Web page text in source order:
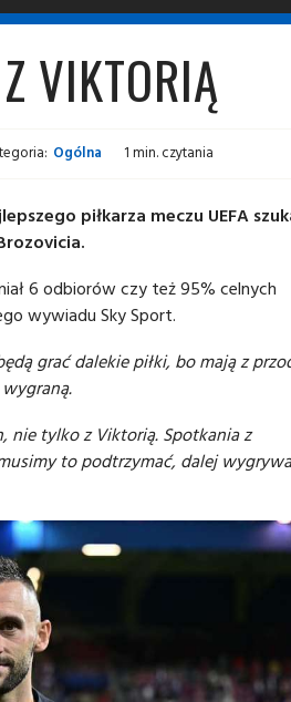
VIKTORIĄ
Ogólna 1 min. czytania
piłkarza meczu UEFA
6 odbiorów czy też 95% celnych
wywiadu Sky Sport.
grać dalekie piłki, bo mają z
nie tylko z Viktorią. Spotkania z
to podtrzymać, dalej